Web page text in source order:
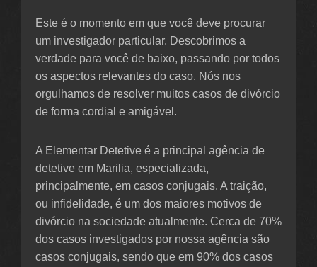
Este é o momento em que você deve procurar
um investigador particular. Descobrimos a
verdade para você de baixo, passando por todos
os aspectos relevantes do caso. Nós nos
orgulhamos de resolver muitos casos de divórcio
de forma cordial e amigável.
A Elementar Detetive é a principal agência de
detetive em Marilia, especializada,
principalmente, em casos conjugais. A traição,
ou infidelidade, é um dos maiores motivos de
divórcio na sociedade atualmente. Cerca de 70%
dos casos investigados por nossa agência são
casos conjugais, sendo que em 90% dos casos